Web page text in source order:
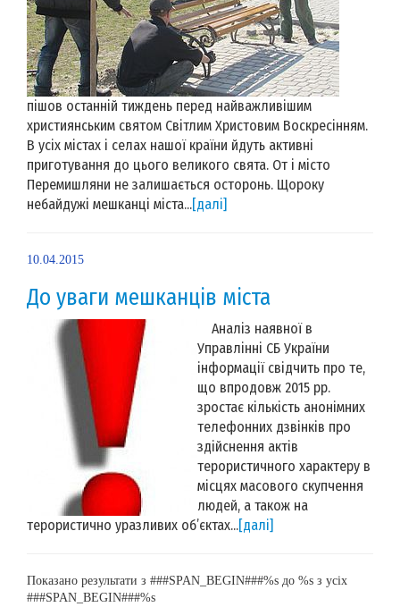
пішов останній тиждень перед найважливішим
християнським святом Світлим Христовим Воскресінням.
В усіх містах і селах нашої країни йдуть активні
приготування до цього великого свята. От і місто
Перемишляни не залишається осторонь. Щороку
небайдужі мешканці міста...[далі]
10.04.2015
До уваги мешканців міста
Аналіз наявної в
Управлінні СБ України
інформації свідчить про те,
що впродовж 2015 рр.
зростає кількість анонімних
телефонних дзвінків про
здійснення актів
терористичного характеру в
місцях масового скупчення
людей, а також на
терористично уразливих об’єктах...[далі]
Показано результати з ###SPAN_BEGIN###%s до %s з усіх
###SPAN_BEGIN###%s